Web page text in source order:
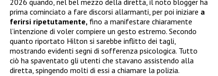
2026 quando, nel bel mezzo della diretta, il noto blogger ha
prima cominciato a fare discorsi allarmanti, per poi iniziare a
ferirsi ripetutamente, fino a manifestare chiaramente
l’intenzione di voler compiere un gesto estremo. Secondo
quanto riportato Hilton si sarebbe inflitto dei tagli,
mostrando evidenti segni di sofferenza psicologica. Tutto
ciò ha spaventato gli utenti che stavano assistendo alla
diretta, spingendo molti di essi a chiamare la polizia.